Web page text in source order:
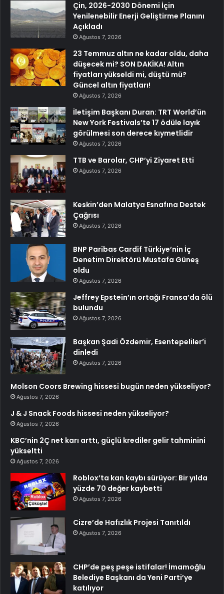
Çin, 2026-2030 Dönemi İçin
Yenilenebilir Enerji Geliştirme Planını
Açıkladı
Ağustos 7, 2026
23 Temmuz altın ne kadar oldu, daha
düşecek mi? SON DAKİKA! Altın
fiyatları yükseldi mi, düştü mü?
Güncel altın fiyatları!
Ağustos 7, 2026
İletişim Başkanı Duran: TRT World’ün
New York Festivals’te 17 ödüle layık
görülmesi son derece kıymetlidir
Ağustos 7, 2026
TTB ve Barolar, CHP’yi Ziyaret Etti
Ağustos 7, 2026
Keskin’den Malatya Esnafına Destek
Çağrısı
Ağustos 7, 2026
BNP Paribas Cardif Türkiye’nin İç
Denetim Direktörü Mustafa Güneş
oldu
Ağustos 7, 2026
Jeffrey Epstein’ın ortağı Fransa’da ölü
bulundu
Ağustos 7, 2026
Başkan Şadi Özdemir, Esentepeliler’i
dinledi
Ağustos 7, 2026
Molson Coors Brewing hissesi bugün neden yükseliyor?
Ağustos 7, 2026
J & J Snack Foods hissesi neden yükseliyor?
Ağustos 7, 2026
KBC’nin 2Ç net karı arttı, güçlü krediler gelir tahminini
yükseltti
Ağustos 7, 2026
Roblox’ta kan kaybı sürüyor: Bir yılda
yüzde 70 değer kaybetti
Ağustos 7, 2026
Cizre’de Hafızlık Projesi Tanıtıldı
Ağustos 7, 2026
CHP’de peş peşe istifalar! İmamoğlu
Belediye Başkanı da Yeni Parti’ye
katılıyor